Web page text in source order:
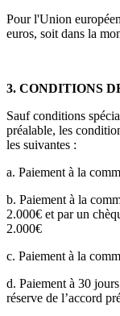
Pour l'Union
euros, soit dans la
3. CONDITIONS
Sauf conditions
préalable, les
les suivantes :
a. Paiement à la
b. Paiement à la
2.000€ et par un
2.000€
c. Paiement à la
d. Paiement à 30
réserve de l’accord